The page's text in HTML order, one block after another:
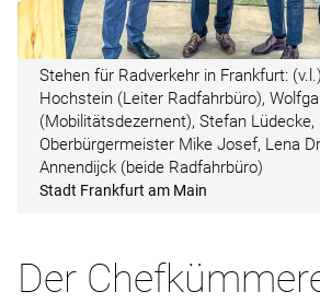
Stehen für Radverkehr in Frankfurt:
Hochstein (Leiter Radfahrbüro),
(Mobilitätsdezernent), Stefan Lüdecke,
Oberbürgermeister Mike Josef, Lena
Annendijck (beide Radfahrbüro)
Stadt Frankfurt am Main
Der